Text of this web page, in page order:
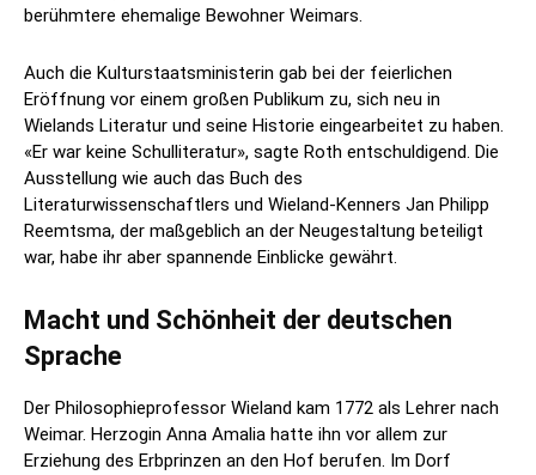
berühmtere ehemalige Bewohner Weimars.
Auch die Kulturstaatsministerin gab bei der feierlichen
Eröffnung vor einem großen Publikum zu, sich neu in
Wielands Literatur und seine Historie eingearbeitet zu haben.
«Er war keine Schulliteratur», sagte Roth entschuldigend. Die
Ausstellung wie auch das Buch des
Literaturwissenschaftlers und Wieland-Kenners Jan Philipp
Reemtsma, der maßgeblich an der Neugestaltung beteiligt
war, habe ihr aber spannende Einblicke gewährt.
Macht und Schönheit der deutschen
Sprache
Der Philosophieprofessor Wieland kam 1772 als Lehrer nach
Weimar. Herzogin Anna Amalia hatte ihn vor allem zur
Erziehung des Erbprinzen an den Hof berufen. Im Dorf